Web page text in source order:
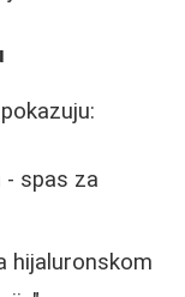
- spas za
hijaluronskom